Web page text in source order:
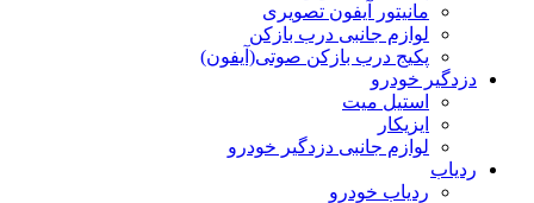
مانیتور آیفون تصویری
لوازم جانبی درب بازکن
پکیج درب بازکن صوتی(آیفون)
دزدگیر خودرو
استیل میت
ایزیکار
لوازم جانبی دزدگیر خودرو
ردیاب
ردیاب خودرو